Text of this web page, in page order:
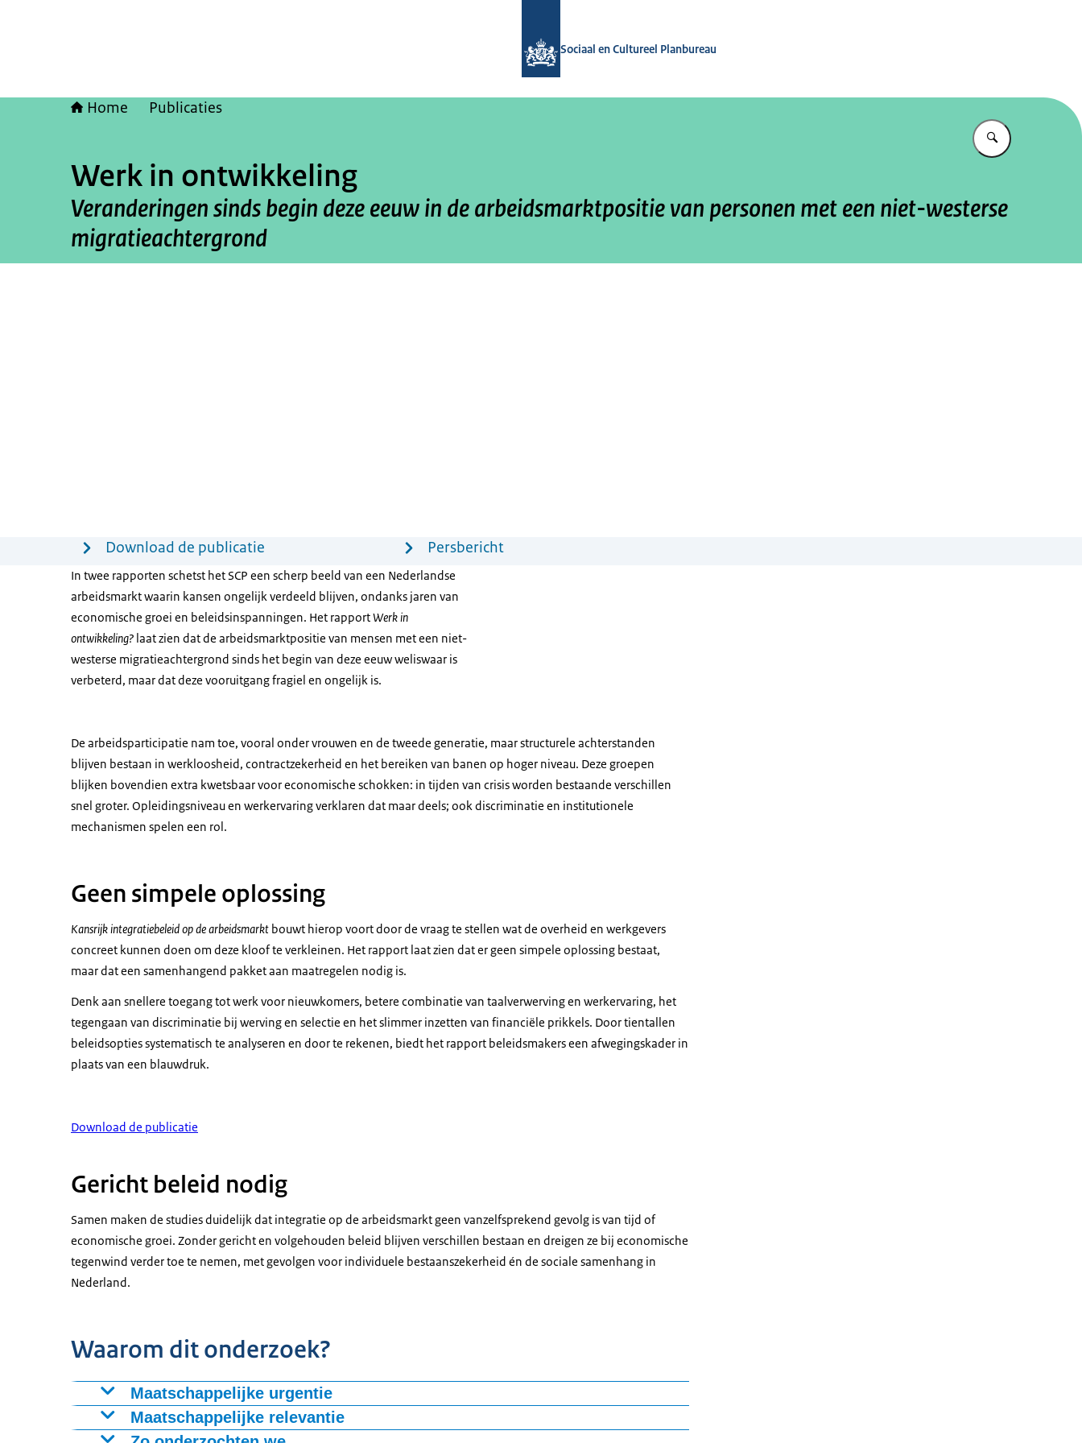
Sociaal en Cultureel Planbureau
Home Publicaties
Vul in wat u
Werk in ontwikkeling
Veranderingen sinds begin deze eeuw in de arbeidsmarktpositie van personen met een niet-westerse
migratieachtergrond
Download de publicatie Persbericht
In twee rapporten schetst het SCP een scherp beeld van een Nederlandse
arbeidsmarkt waarin kansen ongelijk verdeeld blijven, ondanks jaren van
economische groei en beleidsinspanningen. Het rapportWerk in
ontwikkeling? laat zien dat de arbeidsmarktpositie van mensen met een niet-
westerse migratieachtergrond sinds het begin van deze eeuw weliswaar is
verbeterd, maar dat deze vooruitgang fragiel en ongelijk is.
De arbeidsparticipatie nam toe, vooral onder vrouwen en de tweede generatie, maar structurele achterstanden
blijven bestaan in werkloosheid, contractzekerheid en het bereiken van banen op hoger niveau. Deze groepen
blijken bovendien extra kwetsbaar voor economische schokken: in tijden van crisis worden bestaande verschillen
snel groter. Opleidingsniveau en werkervaring verklaren dat maar deels; ook discriminatie en institutionele
mechanismen spelen een rol.
Geen simpele oplossing
Kansrijk integratiebeleid op de arbeidsmarkt bouwt hierop voort door de vraag te stellen wat de overheid en werkgevers
concreet kunnen doen om deze kloof te verkleinen. Het rapport laat zien dat er geen simpele oplossing bestaat,
maar dat een samenhangend pakket aan maatregelen nodig is.
Denk aan snellere toegang tot werk voor nieuwkomers, betere combinatie van taalverwerving en werkervaring, het
tegengaan van discriminatie bij werving en selectie en het slimmer inzetten van financiële prikkels. Door tientallen
beleidsopties systematisch te analyseren en door te rekenen, biedt het rapport beleidsmakers een afwegingskader in
plaats van een blauwdruk.
Download de publicatie
Gericht beleid nodig
Samen maken de studies duidelijk dat integratie op de arbeidsmarkt geen vanzelfsprekend gevolg is van tijd of
economische groei. Zonder gericht en volgehouden beleid blijven verschillen bestaan en dreigen ze bij economische
tegenwind verder toe te nemen, met gevolgen voor individuele bestaanszekerheid én de sociale samenhang in
Nederland.
Waarom dit onderzoek?
Maatschappelijke urgentie
Arbeidsmarktongelijkheid voor mensen met een migratieachtergrond bestaat al decennia
en blijkt hardnekkig, terwijl werk een cruciale voorwaarde is voor economische zelfstandigheid, sociale
Maatschappelijke relevantie
Deze studie reduceren ongelijkheid op de arbeidsmarkt niet tot individuele tekortkomingen, maar laten